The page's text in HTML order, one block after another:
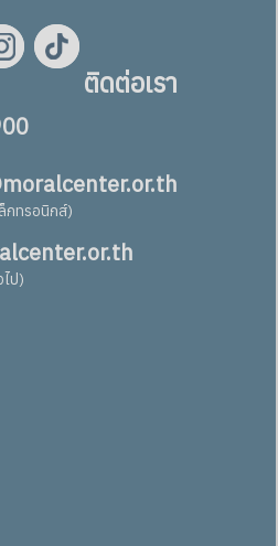
ติดต่อเรา
กทรอนิกส์)
ป)